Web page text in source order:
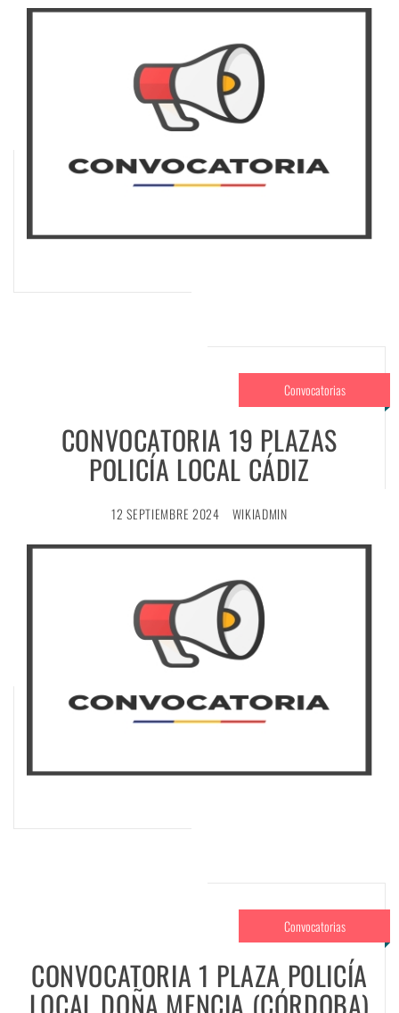
Convocatorias
CONVOCATORIA 19 PLAZAS
POLICÍA LOCAL CÁDIZ
12 SEPTIEMBRE 2024 WIKIADMIN
Convocatorias
CONVOCATORIA 1 PLAZA POLICÍA
LOCAL DOÑA MENCIA (CÓRDOBA)